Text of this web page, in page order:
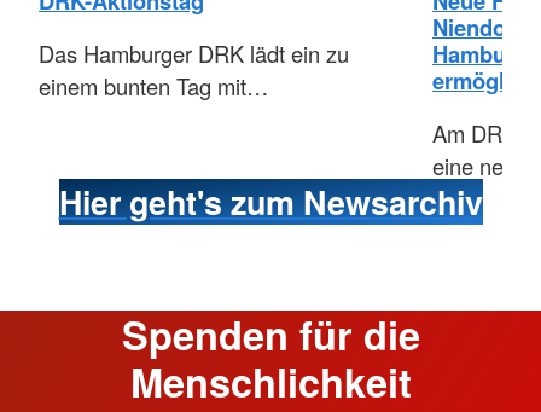
Das Hamburger DRK lädt ein zu
einem bunten Tag mit…
Niendorf:
Am DRK-
eine
Hier geht's zum Newsarchiv
Spenden für die
Menschlichkeit